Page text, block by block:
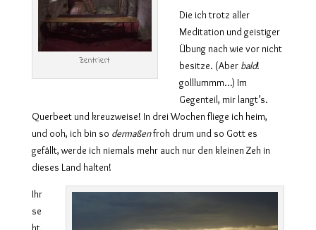
Zentriert
Die ich trotz aller
Meditation und geistiger
Übung nach wie vor nicht
besitze. (Aber bald!
golllummm…) Im
Gegenteil, mir langt’s.
Querbeet und kreuzweise! In drei Wochen fliege ich heim,
und ooh, ich bin so dermaßenfroh drum und so Gott es
gefällt, werde ich niemals mehr auch nur den kleinen Zeh in
dieses Land halten!
Ihr
se